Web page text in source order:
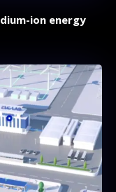
ion energy